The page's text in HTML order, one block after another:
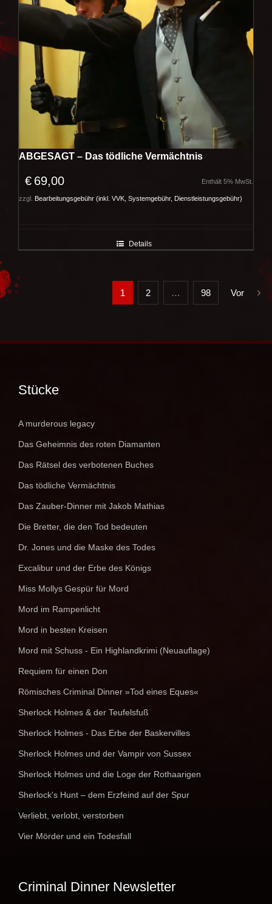
ABGESAGT – Das tödliche Vermächtnis
€ 69,00 Enthält 5% MwSt.
zzgl. Bearbeitungsgebühr (inkl. VVK, Systemgebühr, Dienstleistungsgebühr)
Details
1 2 … 98 Vor
Stücke
A murderous legacy
Das Geheimnis des roten Diamanten
Das Rätsel des verbotenen Buches
Das tödliche Vermächtnis
Das Zauber-Dinner mit Jakob Mathias
Die Bretter, die den Tod bedeuten
Dr. Jones und die Maske des Todes
Excalibur und der Erbe des Königs
Miss Mollys Gespür für Mord
Mord im Rampenlicht
Mord in besten Kreisen
Mord mit Schuss - Ein Highlandkrimi (Neuauflage)
Requiem für einen Don
Römisches Criminal Dinner »Tod eines Eques«
Sherlock Holmes & der Teufelsfuß
Sherlock Holmes - Das Erbe der Baskervilles
Sherlock Holmes und der Vampir von Sussex
Sherlock Holmes und die Loge der Rothaarigen
Sherlock's Hunt – dem Erzfeind auf der Spur
Verliebt, verlobt, verstorben
Vier Mörder und ein Todesfall
Criminal Dinner Newsletter